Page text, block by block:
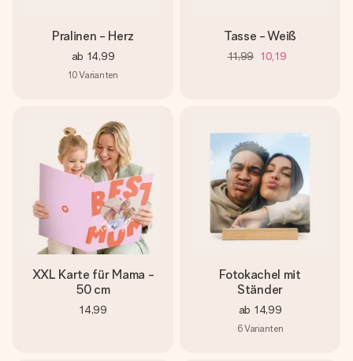
Pralinen - Herz
ab 14,99
10Varianten
Tasse - Weiß
11,99 10,19
XXL Karte für Mama -
50 cm
14,99
Fotokachel mit
Ständer
ab 14,99
6Varianten